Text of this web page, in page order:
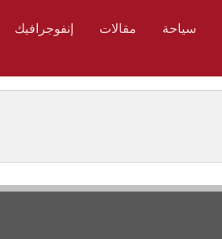
سياحة مقالات إنفوجرافيك